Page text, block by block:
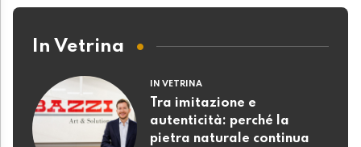
In Vetrina
IN VETRINA
Tra imitazione e
autenticità: perché la
pietra naturale continua